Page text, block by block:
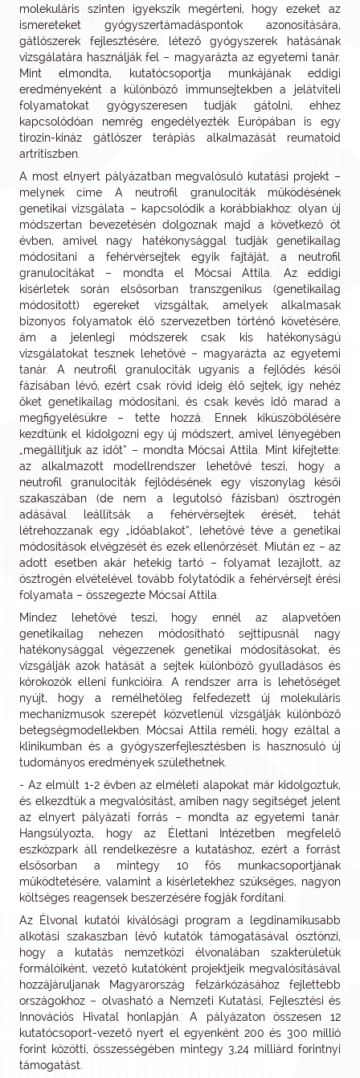
molekuláris szinten igyekszik megérteni, hogy ezeket az
ismereteket gyógyszertámadáspontok azonosítására,
gátlószerek fejlesztésére, létező gyógyszerek hatásának
vizsgálatára használják fel – magyarázta az egyetemi tanár.
Mint elmondta, kutatócsoportja munkájának eddigi
eredményeként a különböző immunsejtekben a jelátviteli
folyamatokat gyógyszeresen tudják gátolni, ehhez
kapcsolódóan nemrég engedélyezték Európában is egy
tirozin-kináz gátlószer terápiás alkalmazását reumatoid
artritiszben.
A most elnyert pályázatban megvalósuló kutatási projekt –
melynek címe A neutrofil granulociták működésének
genetikai vizsgálata – kapcsolódik a korábbiakhoz: olyan új
módszertan bevezetésén dolgoznak majd a következő öt
évben, amivel nagy hatékonysággal tudják genetikailag
módosítani a fehérvérsejtek egyik fajtáját, a neutrofil
granulocitákat – mondta el Mócsai Attila. Az eddigi
kísérletek során elsősorban transzgenikus (genetikailag
módosított) egereket vizsgáltak, amelyek alkalmasak
bizonyos folyamatok élő szervezetben történő követésére,
ám a jelenlegi módszerek csak kis hatékonyságú
vizsgálatokat tesznek lehetővé – magyarázta az egyetemi
tanár. A neutrofil granulociták ugyanis a fejlődés késői
fázisában lévő, ezért csak rövid ideig élő sejtek, így nehéz
őket genetikailag módosítani, és csak kevés idő marad a
megfigyelésükre – tette hozzá. Ennek kiküszöbölésére
kezdtünk el kidolgozni egy új módszert, amivel lényegében
„megállítjuk az időt” – mondta Mócsai Attila. Mint kifejtette:
az alkalmazott modellrendszer lehetővé teszi, hogy a
neutrofil granulociták fejlődésének egy viszonylag késői
szakaszában (de nem a legutolsó fázisban) ösztrogén
adásával leállítsák a fehérvérsejtek érését, tehát
létrehozzanak egy „időablakot”, lehetővé téve a genetikai
módosítások elvégzését és ezek ellenőrzését. Miután ez – az
adott esetben akár hetekig tartó – folyamat lezajlott, az
ösztrogén elvételével tovább folytatódik a fehérvérsejt érési
folyamata – összegezte Mócsai Attila.
Mindez lehetővé teszi, hogy ennél az alapvetően
genetikailag nehezen módosítható sejttípusnál nagy
hatékonysággal végezzenek genetikai módosításokat, és
vizsgálják azok hatását a sejtek különböző gyulladásos és
kórokozók elleni funkcióira. A rendszer arra is lehetőséget
nyújt, hogy a remélhetőleg felfedezett új molekuláris
mechanizmusok szerepét közvetlenül vizsgálják különböző
betegségmodellekben. Mócsai Attila reméli, hogy ezáltal a
klinikumban és a gyógyszerfejlesztésben is hasznosuló új
tudományos eredmények születhetnek.
- Az elmúlt 1-2 évben az elméleti alapokat már kidolgoztuk,
és elkezdtük a megvalósítást, amiben nagy segítséget jelent
az elnyert pályázati forrás – mondta az egyetemi tanár.
Hangsúlyozta, hogy az Élettani Intézetben megfelelő
eszközpark áll rendelkezésre a kutatáshoz, ezért a forrást
elsősorban a mintegy 10 fős munkacsoportjának
működtetésére, valamint a kísérletekhez szükséges, nagyon
költséges reagensek beszerzésére fogják fordítani.
Az Élvonal kutatói kiválósági program a legdinamikusabb
alkotási szakaszban lévő kutatók támogatásával ösztönzi,
hogy a kutatás nemzetközi élvonalában szakterületük
formálóiként, vezető kutatóként projektjeik megvalósításával
hozzájáruljanak Magyarország felzárkózásához fejlettebb
országokhoz – olvasható a Nemzeti Kutatási, Fejlesztési és
Innovációs Hivatal honlapján. A pályázaton összesen 12
kutatócsoport-vezető nyert el egyenként 200 és 300 millió
forint közötti, összességében mintegy 3,24 milliárd forintnyi
támogatást.